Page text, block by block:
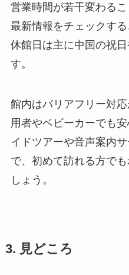
営業時間が若干変わる
最新情報をチェックする
休館日は主に中国の祝
す。
館内はバリアフリー対
用者やベビーカーでも
イドツアーや音声案内
で、初めて訪れる方で
しょう。
3. 見どころ